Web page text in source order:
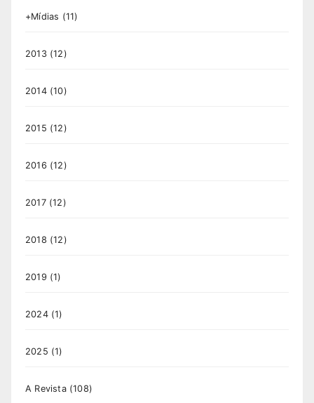
+Mídias (11)
2013(12)
2014(10)
2015 (12)
2016 (12)
2017(12)
2018 (12)
2019 (1)
2024(1)
2025 (1)
A Revista(108)